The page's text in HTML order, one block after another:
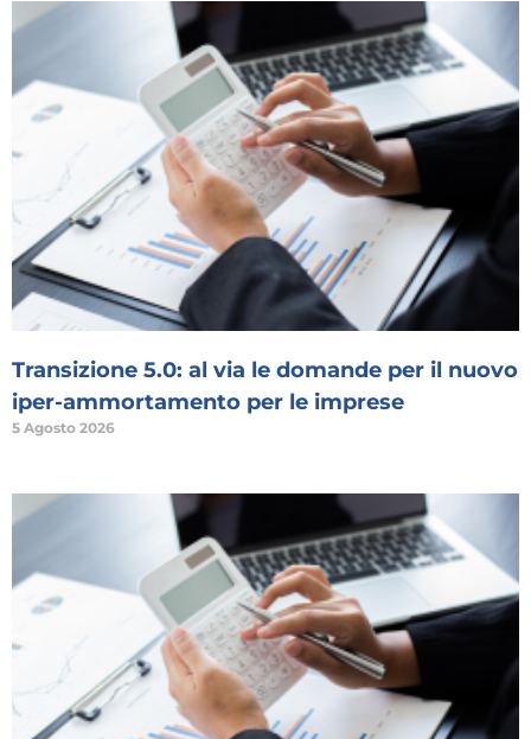
Transizione 5.0: al via le domande per il nuovo
iper-ammortamento per le imprese
5 Agosto 2026